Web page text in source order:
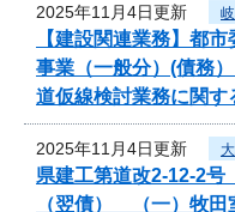
2025年11月4日更新
【建設関連業務】都
事業（一般分）(債務
道仮線検討業務に関す
2025年11月4日更新
県建工第道改2-12-2
（翌債） （一）牧